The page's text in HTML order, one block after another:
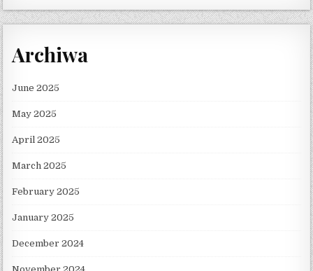
Archiwa
June 2025
May 2025
April 2025
March 2025
February 2025
January 2025
December 2024